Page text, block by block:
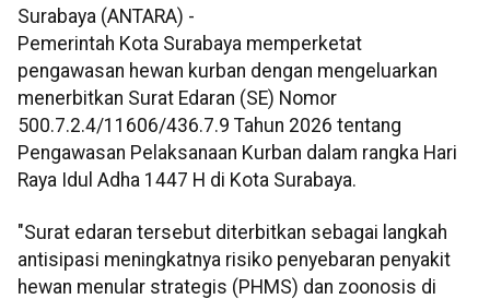
Surabaya (ANTARA) -
Pemerintah Kota Surabaya memperketat
pengawasan hewan kurban dengan mengeluarkan
menerbitkan Surat Edaran (SE) Nomor
500.7.2.4/11606/436.7.9 Tahun 2026 tentang
Pengawasan Pelaksanaan Kurban dalam rangka Hari
Raya Idul Adha 1447 H di Kota Surabaya.
"Surat edaran tersebut diterbitkan sebagai langkah
antisipasi meningkatnya risiko penyebaran penyakit
hewan menular strategis (PHMS) dan zoonosis di